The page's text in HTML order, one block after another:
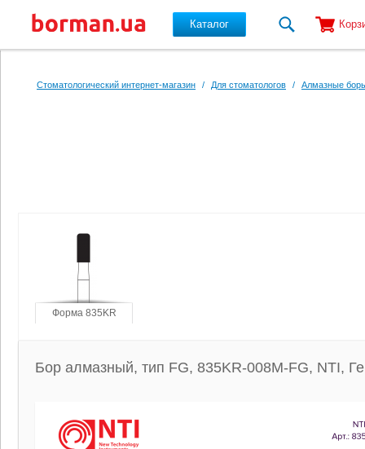
Каталог
Стоматологический интернет-магазин / Для стоматологов / Алмазные
Форма 835KR
Бор алмазный, тип FG, 835KR-008M-FG, NTI,